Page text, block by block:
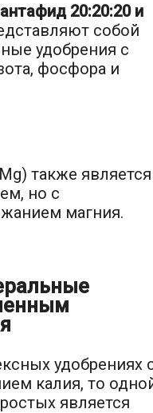
20:20:20 и
собой
удобрения с
фосфора и
также является
но с
магния.
удобрениях
калия, то
является